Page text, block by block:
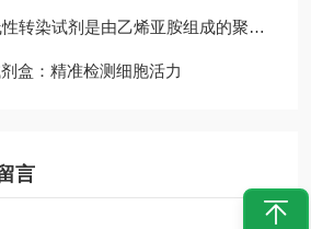
转染试剂是由乙烯亚胺组成的聚合物
盒：精准检测细胞活力
言